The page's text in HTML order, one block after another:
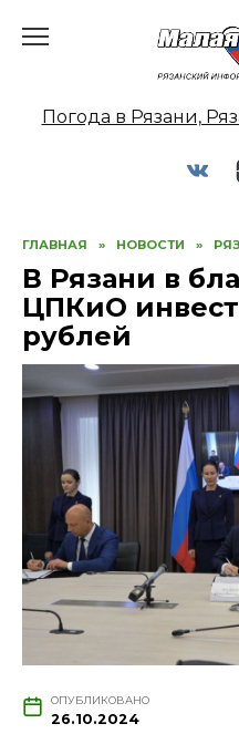
Погода в Рязани,
ГЛАВНАЯ » НОВОСТИ »
В Рязани в
ЦПКиО
рублей
ОПУБЛИКОВАНО
26.10.2024